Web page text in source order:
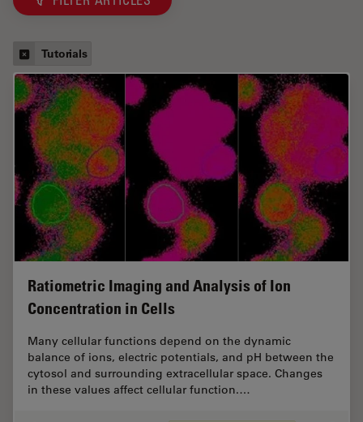
Tutorials
Ratiometric Imaging and Analysis of Ion
Concentration in Cells
Many cellular functions depend on the dynamic
balance of ions, electric potentials, and pH between the
cytosol and surrounding extracellular space. Changes
in these values affect cellular function.…